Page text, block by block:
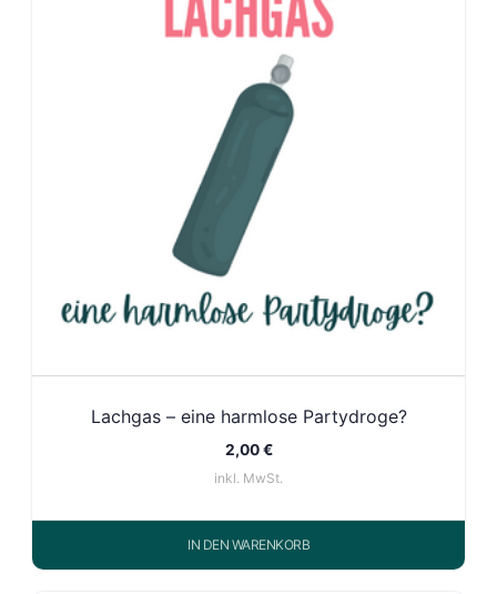
Lachgas – eine harmlose Partydroge?
2,00€
inkl. MwSt.
IN DEN WARENKORB